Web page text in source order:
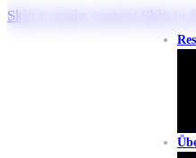
Skip to main content